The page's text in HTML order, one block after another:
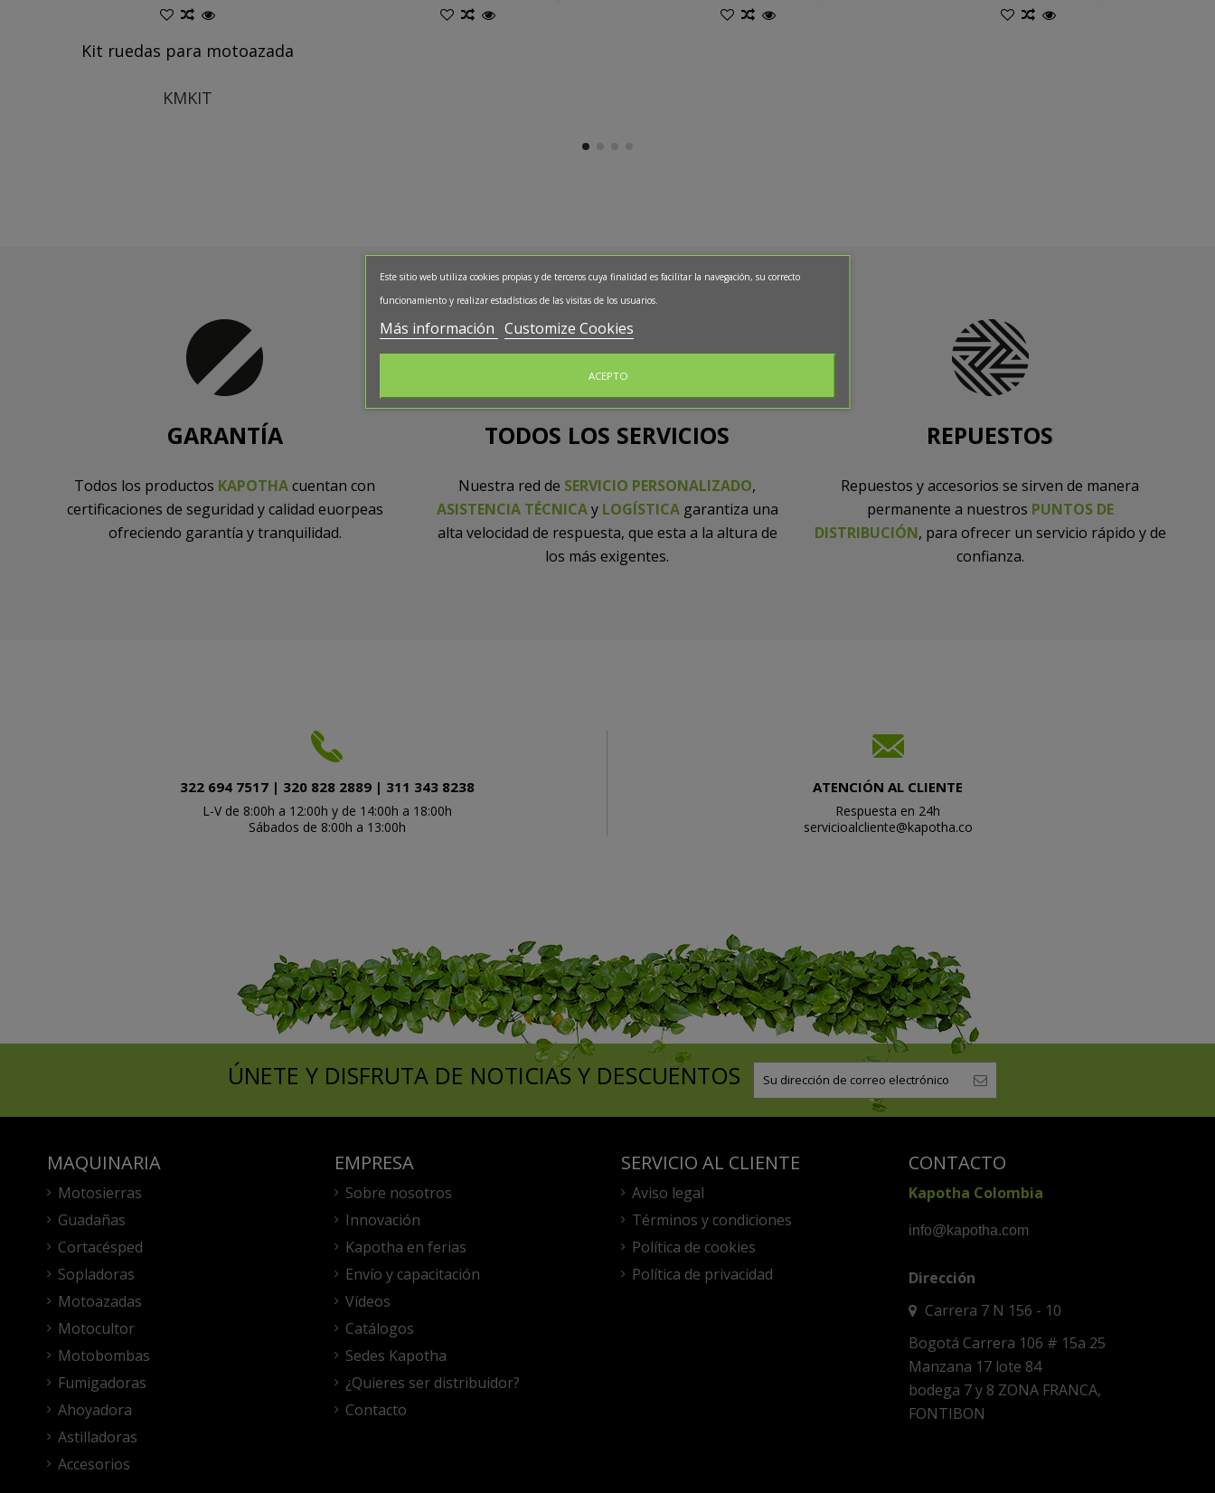
Kit ruedas para motoazada
KMKIT
GARANTÍA
Todos los productos KAPOTHAcuentan con
certificaciones de seguridad y calidad euorpeas
ofreciendo garantía y tranquilidad.
TODOS LOS SERVICIOS
Nuestra red de SERVICIO PERSONALIZADO,
ASISTENCIA TÉCNICAy LOGÍSTICAgarantiza una
alta velocidad de respuesta, que esta a la altura de
los más exigentes.
REPUESTOS
Repuestos y accesorios se sirven de manera
permanente a nuestros PUNTOS DE
DISTRIBUCIÓN, para ofrecer un servicio rápido y de
confianza.
322 694 7517 | 320 828 2889 | 311 343 8238
L-V de 8:00h a 12:00h y de 14:00h a 18:00h
Sábados de 8:00h a 13:00h
ATENCIÓN AL CLIENTE
Respuesta en 24h
servicioalcliente@kapotha.co
ÚNETE Y DISFRUTA DE NOTICIAS Y DESCUENTOS
MAQUINARIA
Motosierras
Guadañas
Cortacésped
Sopladoras
Motoazadas
Motocultor
Motobombas
Fumigadoras
Ahoyadora
Astilladoras
Accesorios
EMPRESA
Sobre nosotros
Innovación
Kapotha en ferias
Envío y capacitación
Vídeos
Catálogos
Sedes Kapotha
¿Quieres ser distribuidor?
Contacto
SERVICIO AL CLIENTE
Aviso legal
Términos y condiciones
Política de cookies
Política de privacidad
CONTACTO
Kapotha Colombia
info@kapotha.com
Dirección
Carrera 7 N 156 - 10
Bogotá Carrera 106 # 15a 25
Manzana 17 lote 84
bodega 7 y 8 ZONA FRANCA,
FONTIBON
Este sitio web utiliza cookies propias y de terceros cuya finalidad es facilitar la navegación, su correcto
funcionamiento y realizar estadísticas de las visitas de los usuarios.
Más información Customize Cookies
ACEPTO